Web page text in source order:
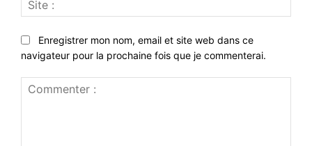
:
Enregistrer mon nom, email et site web dans ce
navigateur pour la prochaine fois que je commenterai.